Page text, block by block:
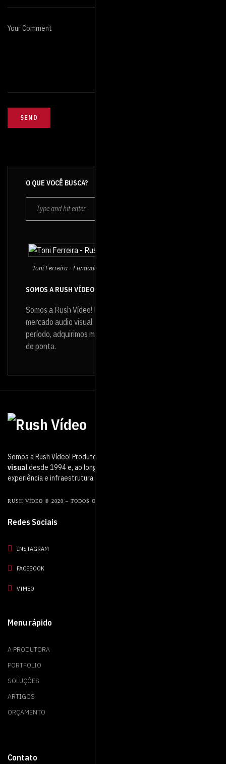
Your Comment
O QUE VOCÊ BUSCA?
Toni Ferreira - Fundador e Diretor da Rush Vídeo
SOMOS A RUSH VÍDEO
Somos a Rush Vídeo! Produtora de vídeo que atua no
mercado audio visual
período, adquirimos muita experiência e infraestrutura
de ponta.
Somos a Rush Vídeo! Produtora de vídeo que atua no mercado
visualdesde 1994 e, ao longo desse período, adquirimos muita
experiência e infraestrutura de ponta.
RUSH VÍDEO © 2020 – TODOS OS DIREITOS RESERVADOS.
Redes Sociais
INSTAGRAM
FACEBOOK
VIMEO
Menu rápido
A PRODUTORA
PORTFOLIO
SOLUÇÕES
ARTIGOS
ORÇAMENTO
Contato